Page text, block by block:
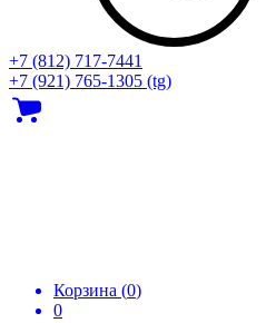
+7 (812) 717‑7441
+7 (921) 765-1305 (tg)
Корзина (0)
0